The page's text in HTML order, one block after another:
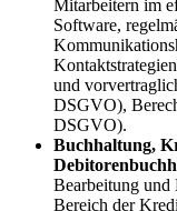
Mitarbeitern im
Software,
und
DSGVO),
DSGVO).
Buchhaltung,
Bearbeitung und
Bereich der